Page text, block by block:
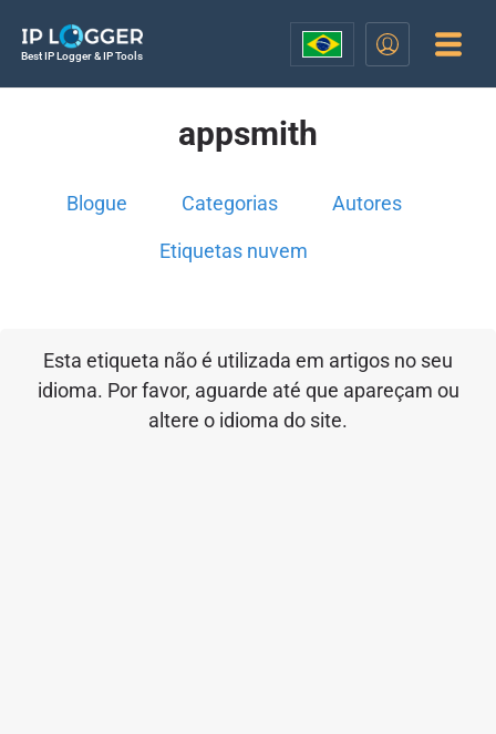
Best IP Logger & IP Tools
appsmith
Blogue Categorias Autores
Etiquetas nuvem